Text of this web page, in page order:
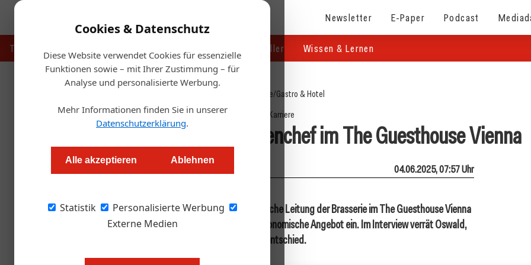
Cookies & Datenschutz
Diese Website verwendet Cookies für essenzielle
Funktionen sowie – mit Ihrer Zustimmung – für
Analyse und personalisierte Werbung.
Mehr Informationen finden Sie in unserer
Datenschutzerklärung.
Alle akzeptieren Ablehnen
Statistik
Personalisierte Werbung
Externe Medien
Newsletter E-Paper Podcast
Touristik Handel & Hersteller Wissen & Lernen
Startseite/Gastro & Hotel
Karriere
Florian Oswald ist neuer Küchenchef im The Guesthouse Vienna
Redaktion.OEGZ 04.06.2025, 07:57 Uhr
Mit Juni übernimmt Florian Oswald die kulinarische Leitung der Brasserie im The Guesthouse Vienna
und bringt internationale Einflüsse in das gastronomische Angebot ein. Im Interview verrät Oswald,
warum er sich für das The Guesthouse Vienna entschied.